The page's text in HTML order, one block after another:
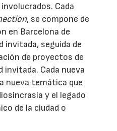
Cada
, se compone de
en Barcelona de
invitada, seguida de
de proyectos de
invitada. Cada nueva
nueva temática que
y el legado
de la ciudad o